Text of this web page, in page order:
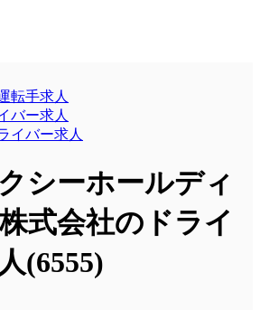
転手求人
バー求人
イバー求人
シーホールディ
式会社のドライ
(6555)